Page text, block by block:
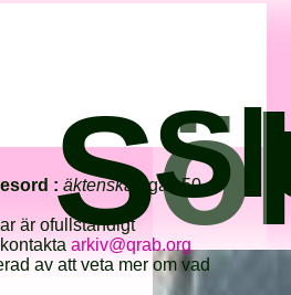
:äktenskap
gav 50
är ofullständigt
arkiv@qrab.org
av att veta mer om vad